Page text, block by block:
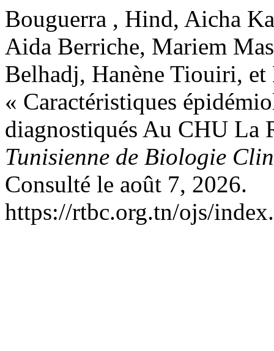
Bouguerra , Hind, Aicha
Aida Berriche, Mariem
Belhadj, Hanène Tiouiri,
« Caractéristiques
diagnostiqués Au CHU La
Tunisienne de Biologie
Consulté le août 7, 2026.
https://rtbc.org.tn/ojs/